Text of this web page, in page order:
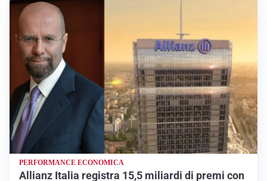
PERFORMANCE ECONOMICA
Allianz Italia registra 15,5 miliardi di premi con